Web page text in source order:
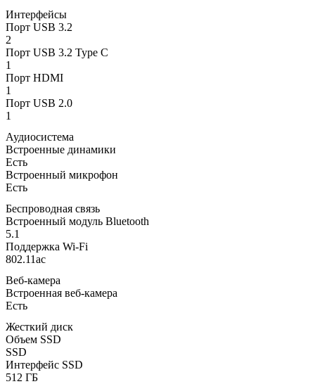
Интерфейсы
Порт USB 3.2
2
Порт USB 3.2 Type C
1
Порт HDMI
1
Порт USB 2.0
1
Аудиосистема
Встроенные динамики
Есть
Встроенный микрофон
Есть
Беспроводная связь
Встроенный модуль Bluetooth
5.1
Поддержка Wi-Fi
802.11ac
Веб-камера
Встроенная веб-камера
Есть
Жесткий диск
Объем SSD
SSD
Интерфейс SSD
512 ГБ